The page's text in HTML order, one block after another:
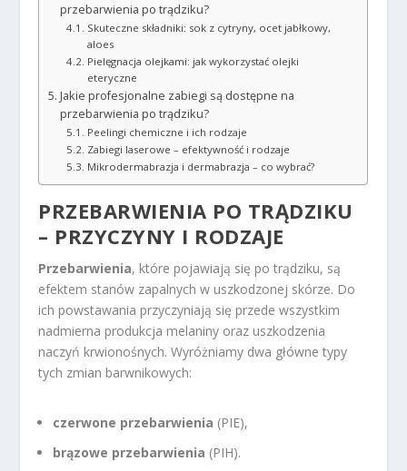
przebarwienia po trądziku?
Skuteczne składniki: sok z cytryny, ocet jabłkowy,
aloes
Pielęgnacja olejkami: jak wykorzystać olejki
eteryczne
Jakie profesjonalne zabiegi są dostępne na
przebarwienia po trądziku?
Peelingi chemiczne i ich rodzaje
Zabiegi laserowe – efektywność i rodzaje
Mikrodermabrazja i dermabrazja – co wybrać?
PRZEBARWIENIA PO TRĄDZIKU
– PRZYCZYNY I RODZAJE
Przebarwienia, które pojawiają się po trądziku, są
efektem stanów zapalnych w uszkodzonej skórze. Do
ich powstawania przyczyniają się przede wszystkim
nadmierna produkcja melaniny oraz uszkodzenia
naczyń krwionośnych. Wyróżniamy dwa główne typy
tych zmian barwnikowych:
czerwone przebarwienia (PIE),
brązowe przebarwienia (PIH).